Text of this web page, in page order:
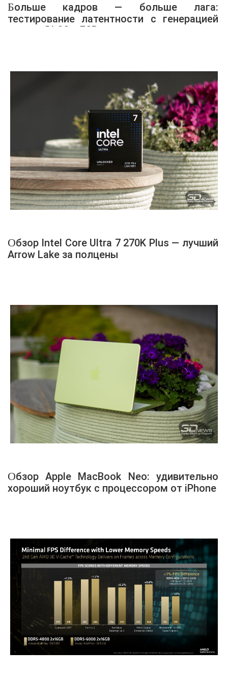
Больше кадров — больше лага:
тестирование латентности с генерацией
кадров DLSS и FSR
Обзор Intel Core Ultra 7 270K Plus — лучший
Arrow Lake за полцены
Обзор Apple MacBook Neo: удивительно
хороший ноутбук с процессором от iPhone